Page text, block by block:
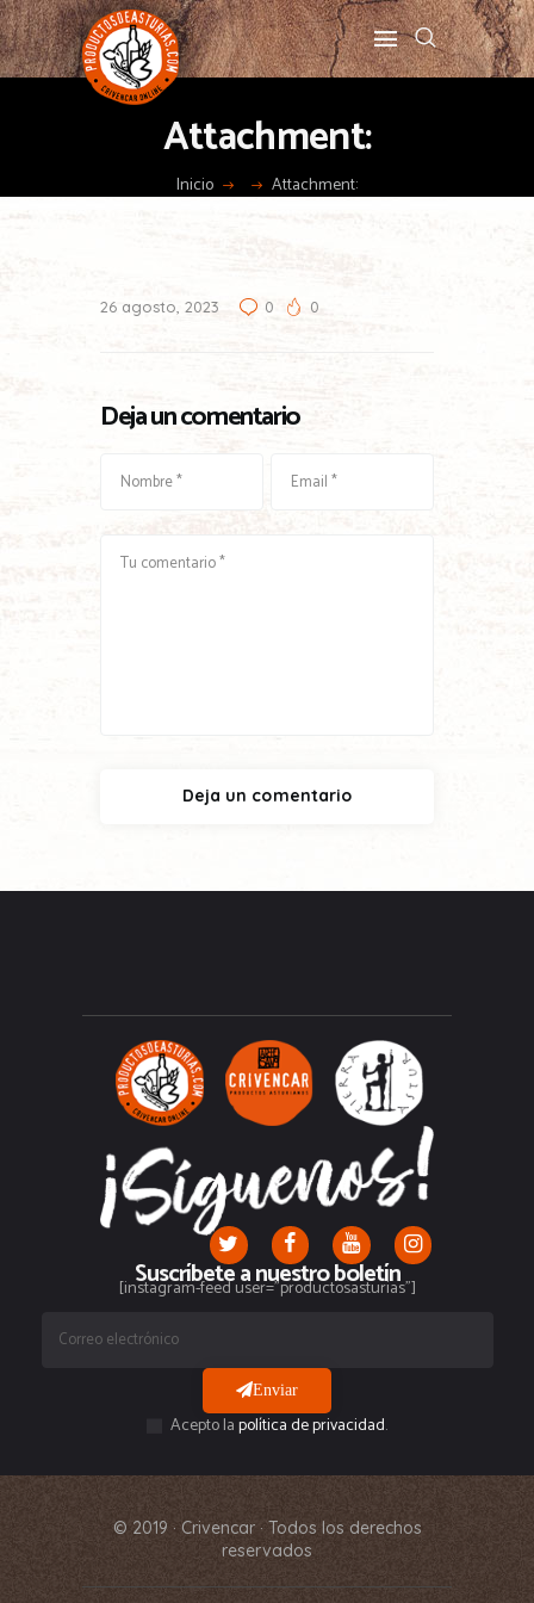
Attachment:
Inicio Attachment:
26 agosto, 2023 0 0
Deja un comentario
[instagram-feed user="productosasturias"]
Suscríbete a nuestro boletín
Enviar
Acepto lapolítica de privacidad.
© 2019 · Crivencar · Todos los derechos
reservados